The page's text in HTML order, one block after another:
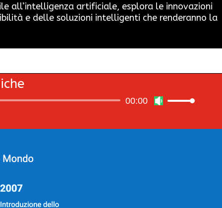
all’intelligenza artificiale, esplora le innovazioni
e delle soluzioni intelligenti che renderanno la
00:00
Usa